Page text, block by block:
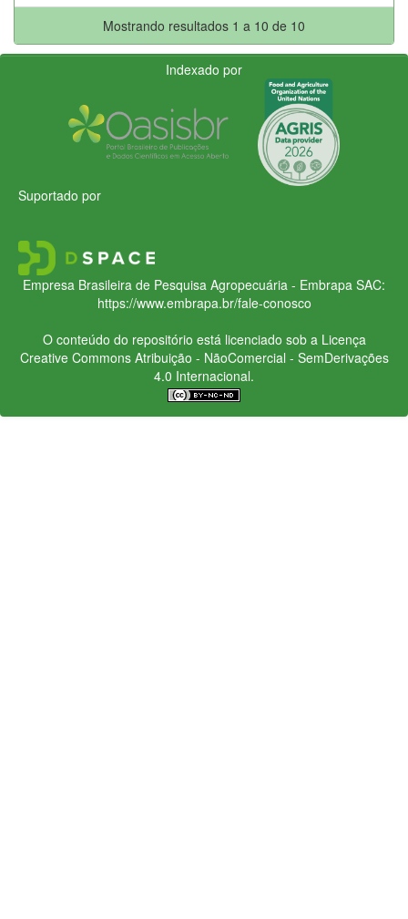
Mostrando resultados 1 a 10 de 10
Indexado por
Suportado por
Empresa Brasileira de Pesquisa Agropecuária - Embrapa SAC:
https://www.embrapa.br/fale-conosco
O conteúdo do repositório está licenciado sob a Licença
Creative CommonsAtribuição - NãoComercial - SemDerivações
4.0 Internacional.